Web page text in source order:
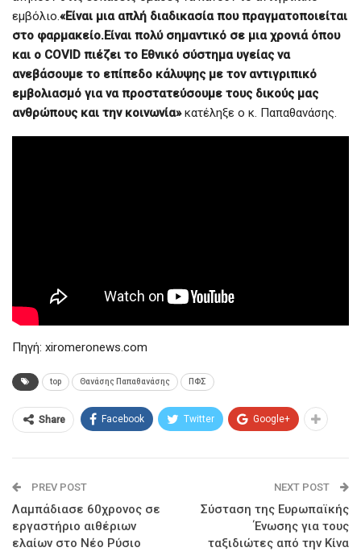
εμβόλιο.«Είναι μια απλή διαδικασία που πραγματοποιείται
στο φαρμακείο.Είναι πολύ σημαντικό σε μια χρονιά όπου
και ο COVID πιέζει το Εθνικό σύστημα υγείας να
ανεβάσουμε το επίπεδο κάλυψης με τον αντιγριπικό
εμβολιασμό για να προστατεύσουμε τους δικούς μας
ανθρώπους και την κοινωνία»κατέληξε ο κ. Παπαθανάσης.
Πηγή: xiromeronews.com
top Θανάσης Παπαθανάσης ΠΦΣ
Share Facebook Twitter Google+
PREV POST
Λαμπάδιασε 60χρονος σε
εργαστήριο αιθέριων
ελαίων στο Νέο Ρύσιο
NEXT POST
Σύσταση της Ευρωπαϊκής
Ένωσης για τους
ταξιδιώτες από την Κίνα